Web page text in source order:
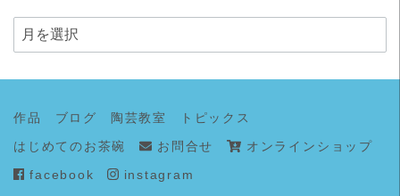
ア
ー
ブ
作品 ブログ 陶芸教室
トピックス
はじめてのお茶碗
お問合せ
オンラインショップ
facebook
instagram